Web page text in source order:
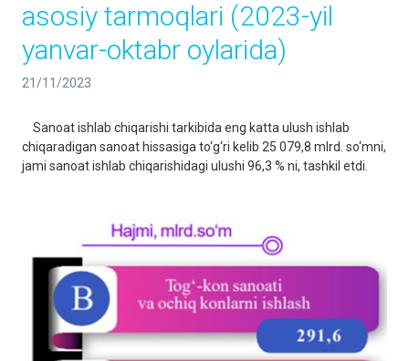
asosiy tarmoqlari (2023-yil
yanvar-oktabr oylarida)
21/11/2023
Sanoat ishlab chiqarishi tarkibida eng katta ulush ishlab
chiqaradigan sanoat hissasiga to‘g‘ri kelib 25 079,8 mlrd. so‘mni,
jami sanoat ishlab chiqarishidagi ulushi 96,3 % ni, tashkil etdi.